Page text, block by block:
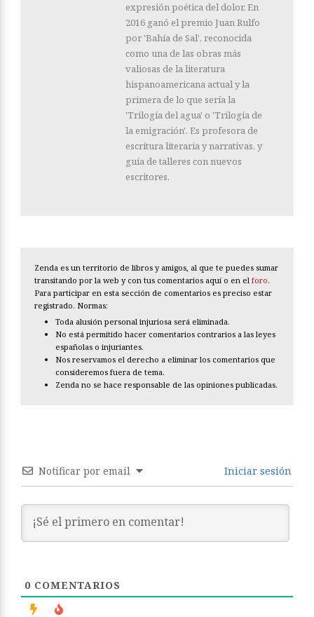
expresión poética del dolor. En
2016 ganó el premio Juan Rulfo
por 'Bahía de Sal', reconocida
como una de las obras más
valiosas de la literatura
hispanoamericana actual y la
primera de lo que sería la
'Trilogía del agua' o 'Trilogía de
la emigración'. Es profesora de
escritura literaria y narrativas, y
guía de talleres con nuevos
escritores.
Zenda es un territorio de libros y amigos, al que te puedes sumar
transitando por la web y con tus comentarios aquí o en el foro.
Para participar en esta sección de comentarios es preciso estar
registrado. Normas:
Toda alusión personal injuriosa será eliminada.
No está permitido hacer comentarios contrarios a las leyes
españolas o injuriantes.
Nos reservamos el derecho a eliminar los comentarios que
consideremos fuera de tema.
Zenda no se hace responsable de las opiniones publicadas.
Notificar por email Iniciar sesión
0 COMENTARIOS